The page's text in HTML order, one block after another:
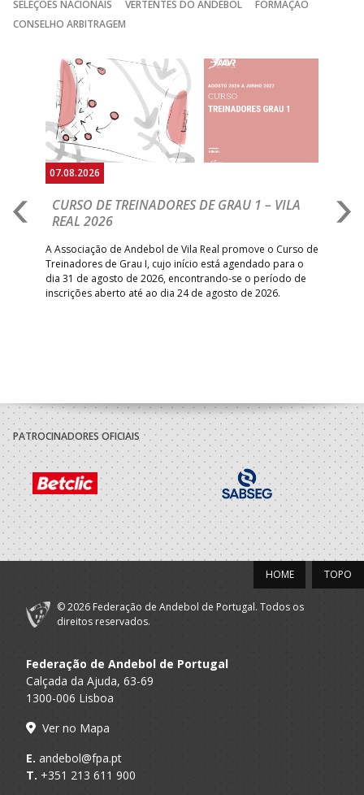
SELEÇÕES NACIONAIS
VERTENTES DO ANDEBOL
FORMAÇÃO
CONSELHO ARBITRAGEM
07.08.2026
CURSO DE TREINADORES DE GRAU 1 – VILA
REAL 2026
A Associação de Andebol de Vila Real promove o Curso de
Treinadores de Grau I, cujo início está agendado para o
dia 31 de agosto de 2026, encontrando-se o período de
inscrições aberto até ao dia 24 de agosto de 2026.
Anterior
PATROCINADORES OFICIAIS
TOPO
HOME
© 2026 Federação de Andebol de Portugal. Todos os
direitos reservados.
Federação de Andebol de Portugal
Calçada da Ajuda, 63-69
1300-006 Lisboa
Ver no Mapa
E. andebol@fpa.pt
T. +351 213 611 900